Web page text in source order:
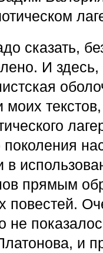
сказать,
И
моих
в
прямым
повестей.
не
и